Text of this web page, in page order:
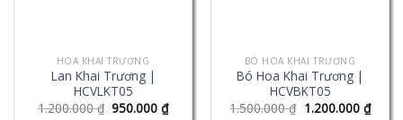
HOA KHAI TRƯƠNG
Lan Khai Trương |
HCVLKT05
1.200.000₫ 950.000₫
BÓ HOA KHAI TRƯƠNG
Bó Hoa Khai Trương |
HCVBKT05
1.500.000₫ 1.200.000 ₫